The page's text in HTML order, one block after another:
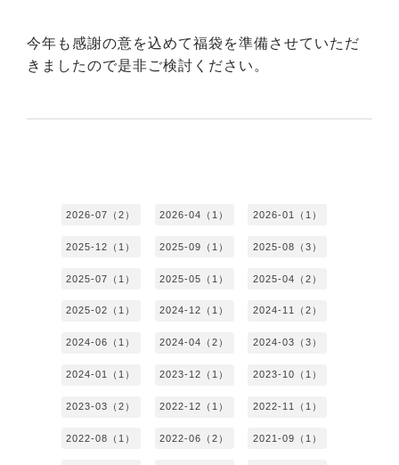
今年も感謝の意を込めて福袋を準備させていただ
きましたので是非ご検討ください。
2026-07（2） 2026-04（1） 2026-01（1）
2025-12（1） 2025-09（1） 2025-08（3）
2025-07（1） 2025-05（1） 2025-04（2）
2025-02（1） 2024-12（1） 2024-11（2）
2024-06（1） 2024-04（2） 2024-03（3）
2024-01（1） 2023-12（1） 2023-10（1）
2023-03（2） 2022-12（1） 2022-11（1）
2022-08（1） 2022-06（2） 2021-09（1）